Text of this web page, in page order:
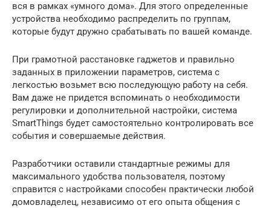
вся в рамках «умного дома». Для этого определенные
устройства необходимо распределить по группам,
которые будут дружно срабатывать по вашей команде.
При грамотной расстановке гаджетов и правильно
заданных в приложении параметров, система с
легкостью возьмет всю последующую работу на себя.
Вам даже не придется вспоминать о необходимости
регулировки и дополнительной настройки, система
SmartThings будет самостоятельно контролировать все
события и совершаемые действия.
Разработчики оставили стандартные режимы для
максимального удобства пользователя, поэтому
справится с настройками способен практически любой
домовладелец, независимо от его опыта общения с